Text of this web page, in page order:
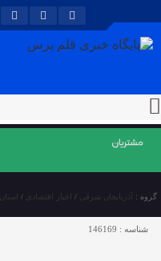
گروه : آذربایجان شرقی / اخبار اقتصادی /
شناسه : 146169